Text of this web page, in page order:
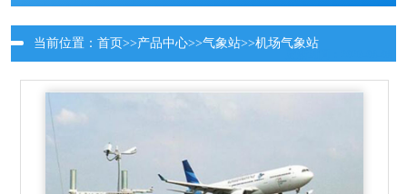
当前位置： 首页>>产品中心>>气象站>>机场气象站